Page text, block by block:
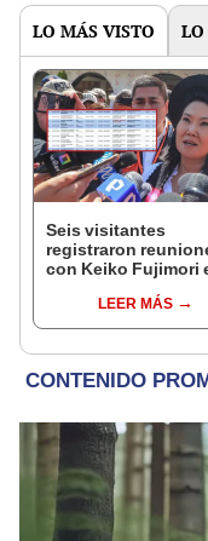
LO MÁS VISTO
Seis visitantes
registraron
con Keiko Fujimori
presidenta se
encontraba en
LEER MÁS